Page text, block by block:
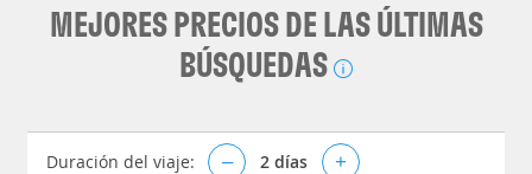
MEJORES PRECIOS DE LAS ÚLTIMAS
BÚSQUEDAS
Duración del viaje: – 2 días +